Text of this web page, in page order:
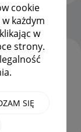
cookie
każdym
w
strony.
SIĘ
OPCJE
:)